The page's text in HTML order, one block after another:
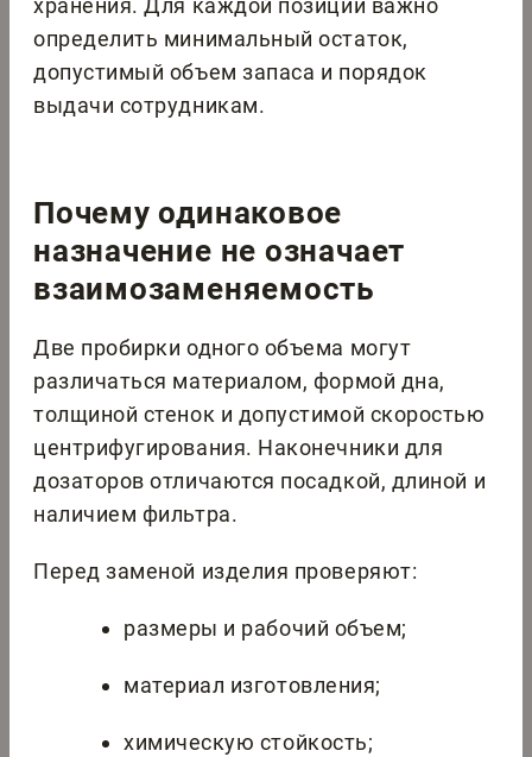
хранения. Для каждой позиции важно
определить минимальный остаток,
допустимый объем запаса и порядок
выдачи сотрудникам.
Почему одинаковое
назначение не означает
взаимозаменяемость
Две пробирки одного объема могут
различаться материалом, формой дна,
толщиной стенок и допустимой скоростью
центрифугирования. Наконечники для
дозаторов отличаются посадкой, длиной и
наличием фильтра.
Перед заменой изделия проверяют:
размеры и рабочий объем;
материал изготовления;
химическую стойкость;